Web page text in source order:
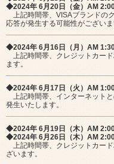
◆2024年 6月20日（金）AM
上記時間帯、VISAブランドの
応答が発生する可能性がございま
◆2024年 6月16日（月）AM
上記時間帯、クレジットカー
ます。
◆2024年 6月17日（火）AM
上記時間帯、インターネット
発生いたします。
◆2024年 6月19日（木）AM
◆2024年 6月26日（木）AM
上記時間帯、クレジットカー
ざいます。